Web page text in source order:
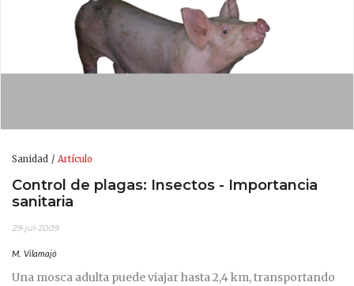
Sanidad Artículo
Control de plagas: Insectos - Importancia
sanitaria
29-jul-2009
M. Vilamajó
Una mosca adulta puede viajar hasta 2,4 km, transportando